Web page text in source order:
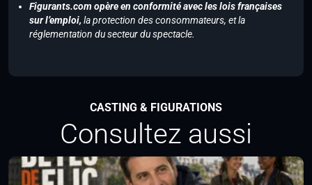
Figurants.com opère en conformité avec les lois françaises
sur l’emploi, la protection des consommateurs, et la
réglementation du secteur du spectacle.
CASTING & FIGURATIONS
Consultez aussi